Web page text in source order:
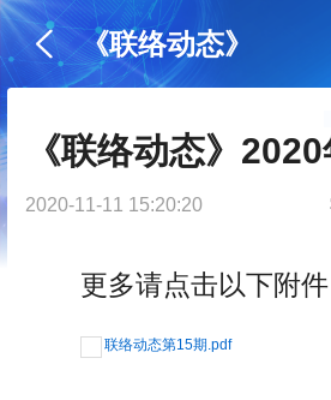
《联络动态》
《联络动态》
2020-11-11 15:20:20
更多请点击以下附件
联络动态第15期.pdf